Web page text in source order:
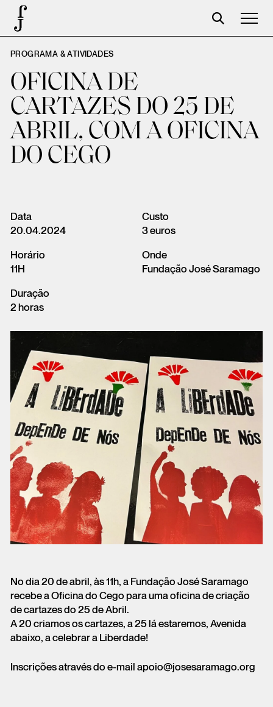
José Saramago
Programación
La Fundación
Aparceros
Centenario
Carrito
Acceso
PROGRAMA & ATIVIDADES
OFICINA DE
CARTAZES DO 25 DE
ABRIL, COM A OFICINA
DO CEGO
Data
20.04.2024
Horário
11H
Duração
2 horas
Custo
3 euros
Onde
Fundação José Saramago
No dia 20 de abril, às 11h, a Fundação José Saramago
recebe a Oficina do Cego para uma oficina de criação
de cartazes do 25 de Abril.
A 20 criamos os cartazes, a 25 lá estaremos, Avenida
abaixo, a celebrar a Liberdade!
Inscrições através do e-mail apoio@josesaramago.org